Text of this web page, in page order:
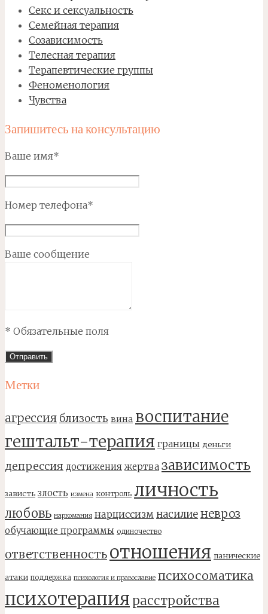
Секс и сексуальность
Семейная терапия
Созависимость
Телесная терапия
Терапевтические группы
Феноменология
Чувства
Запишитесь на консультацию
Ваше имя*
Номер телефона*
Ваше сообщение
* Обязательные поля
Метки
агрессия близость вина воспитание
гештальт-терапия границы деньги
депрессия достижения жертва зависимость
зависть злость измена контроль личность
любовь наркомания нарциссизм насилиеневроз
обучающие программы одиночество
ответственность отношения панические
атаки поддержка психология и православие психосоматика
психотерапия расстройства